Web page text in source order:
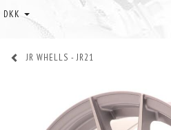
DKK
JR WHELLS - JR21